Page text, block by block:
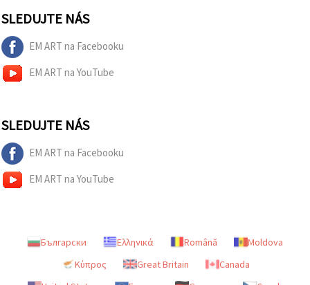
SLEDUJTE NÁS
EM ART na Facebooku
EM ART na YouTube
SLEDUJTE NÁS
EM ART na Facebooku
EM ART na YouTube
Български Ελληνικά Română
Moldova
Κύπρος
Great Britain
Canada